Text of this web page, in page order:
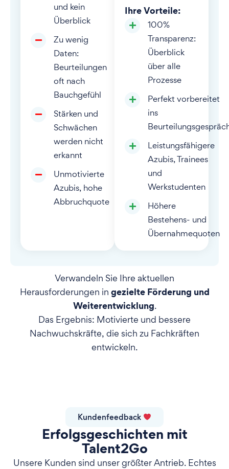
und kein
Überblick
Zu wenig
Daten:
Beurteilungen
oft nach
Bauchgefühl
Stärken und
Schwächen
werden nicht
erkannt
Unmotivierte
Azubis, hohe
Abbruchquote
Ihre Vorteile:
100%
Transparenz:
Überblick
über alle
Prozesse
Perfekt vorbereitet
ins
Leistungsfähigere
Azubis, Trainees
und
Werkstudenten
Höhere
Bestehens- und
Übernahmequoten
Verwandeln Sie Ihre aktuellen
Herausforderungen in gezielte Förderung und
Weiterentwicklung.
Das Ergebnis: Motivierte und bessere
Nachwuchskräfte, die sich zu Fachkräften
entwickeln.
Kundenfeedback
Erfolgsgeschichten mit
Talent2Go
Unsere Kunden sind unser größter Antrieb. Echtes